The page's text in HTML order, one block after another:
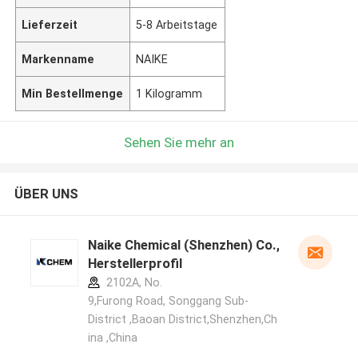
Lieferzeit 5-8 Arbeitstage
Markenname NAIKE
Min Bestellmenge 1 Kilogramm
Sehen Sie mehr an
ÜBER UNS
Naike Chemical (Shenzhen) Co., Ltd
Herstellerprofil
2102A, No.
9,Furong Road, Songgang Sub-
District ,Baoan District,Shenzhen,Ch
ina ,China